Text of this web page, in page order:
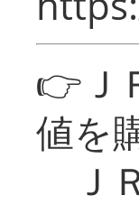
👉Ｊ
値を
Ｊ